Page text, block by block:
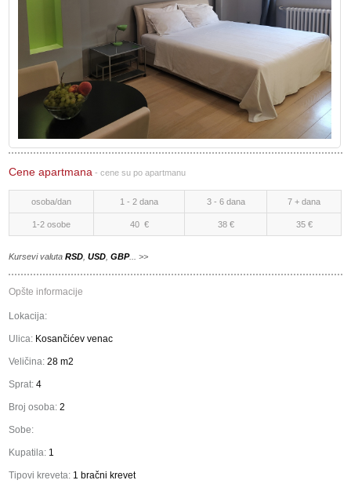
Cene apartmana -cene su po apartmanu
osoba/dan 1 - 2 dana 3 - 6 dana 7 + dana
1-2 osobe 40 € 38 € 35 €
Kursevi valutaRSD ,USD ,GBP... >>
Opšte informacije
Lokacija:
Ulica: Kosančićev venac
Veličina:28 m2
Sprat:4
Broj osoba:2
Sobe:
Kupatila: 1
Tipovi kreveta: 1 bračni krevet